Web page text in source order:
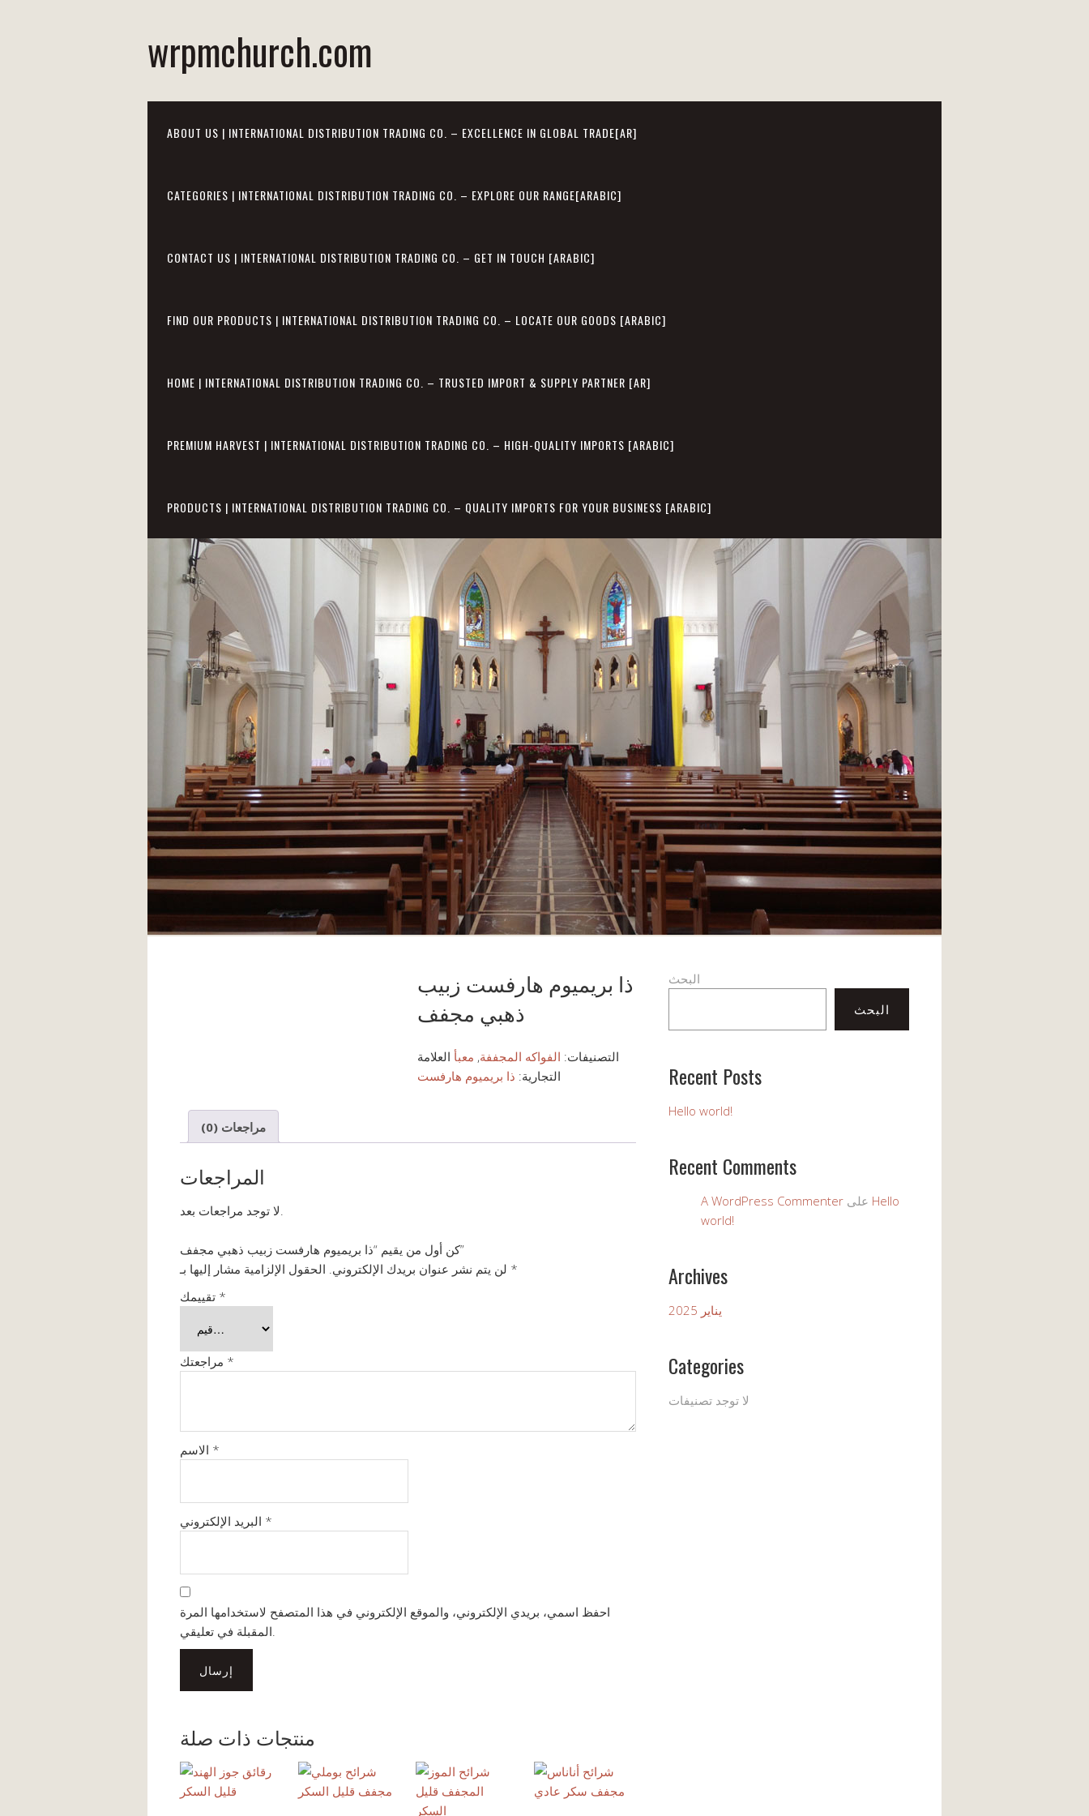
wrpmchurch.com
ABOUT US | INTERNATIONAL DISTRIBUTION TRADING CO. – EXCELLENCE IN GLOBAL TRADE[AR]
CATEGORIES | INTERNATIONAL DISTRIBUTION TRADING CO. – EXPLORE OUR RANGE[ARABIC]
CONTACT US | INTERNATIONAL DISTRIBUTION TRADING CO. – GET IN TOUCH [ARABIC]
FIND OUR PRODUCTS | INTERNATIONAL DISTRIBUTION TRADING CO. – LOCATE OUR GOODS [ARABIC]
HOME | INTERNATIONAL DISTRIBUTION TRADING CO. – TRUSTED IMPORT & SUPPLY PARTNER [AR]
PREMIUM HARVEST | INTERNATIONAL DISTRIBUTION TRADING CO. – HIGH-QUALITY IMPORTS [ARABIC]
PRODUCTS | INTERNATIONAL DISTRIBUTION TRADING CO. – QUALITY IMPORTS FOR YOUR BUSINESS [ARABIC]
ذا بريميوم هارفست زبيب
ذهبي مجفف
التصنيفات: الفواكه المجففة, معبأ العلامة
التجارية: ذا بريميوم هارفست
مراجعات (0)
المراجعات
لا توجد مراجعات بعد.
كن أول من يقيم “ذا بريميوم هارفست زبيب ذهبي مجفف”
لن يتم نشر عنوان بريدك الإلكتروني. *
*
*
*
*
احفظ اسمي، بريدي الإلكتروني، والموقع الإلكتروني في هذا المتصفح لاستخدامها المرة
المقبلة في تعليقي.
منتجات ذات صلة
البحث
البحث
Recent Posts
Hello world!
Recent Comments
A WordPress Commenter
Hello
world!
Archives
يناير 2025
Categories
لا توجد تصنيفات